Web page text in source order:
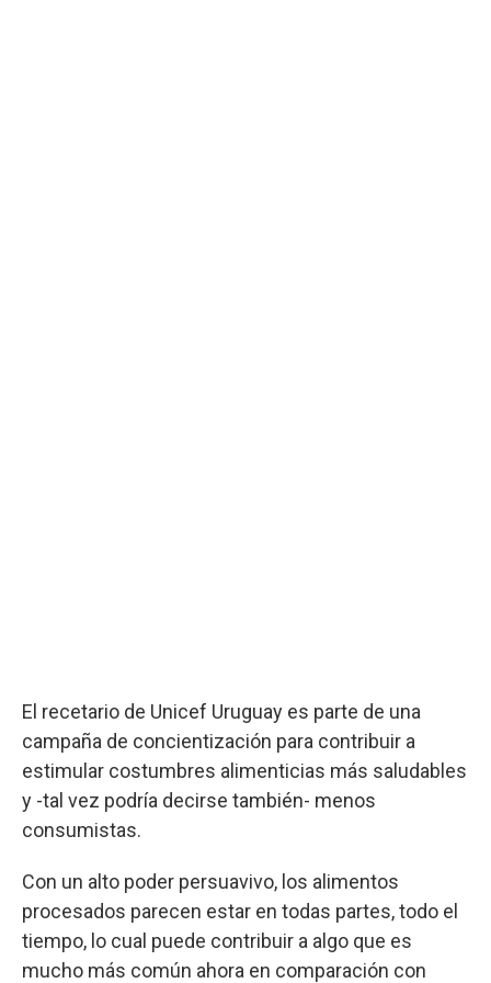
El recetario de Unicef Uruguay es parte de una
campaña de concientización para contribuir a
estimular costumbres alimenticias más saludables
y -tal vez podría decirse también- menos
consumistas.
Con un alto poder persuavivo, los alimentos
procesados parecen estar en todas partes, todo el
tiempo, lo cual puede contribuir a algo que es
mucho más común ahora en comparación con